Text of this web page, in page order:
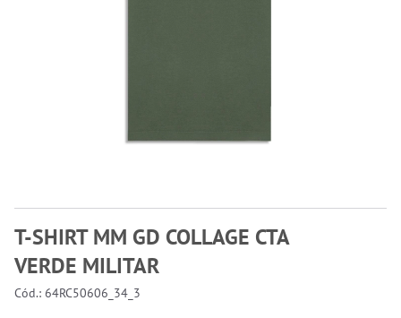
T-SHIRT MM GD COLLAGE CTA
VERDE MILITAR
Cód.: 64RC50606_34_3